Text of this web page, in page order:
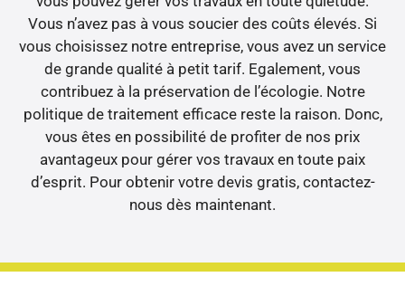
Vous n’avez pas à vous soucier des coûts élevés. Si
vous choisissez notre entreprise, vous avez un service
de grande qualité à petit tarif. Egalement, vous
contribuez à la préservation de l’écologie. Notre
politique de traitement efficace reste la raison. Donc,
vous êtes en possibilité de profiter de nos prix
avantageux pour gérer vos travaux en toute paix
d’esprit. Pour obtenir votre devis gratis, contactez-
nous dès maintenant.